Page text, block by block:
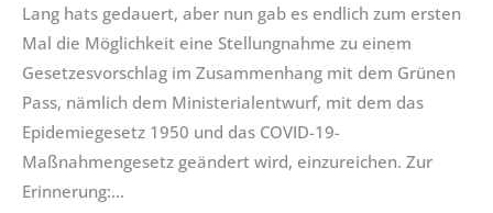
Lang hats gedauert, aber nun gab es endlich zum ersten
Mal die Möglichkeit eine Stellungnahme zu einem
Gesetzesvorschlag im Zusammenhang mit dem Grünen
Pass, nämlich dem Ministerialentwurf, mit dem das
Epidemiegesetz 1950 und das COVID-19-
Maßnahmengesetz geändert wird, einzureichen. Zur
Erinnerung:…